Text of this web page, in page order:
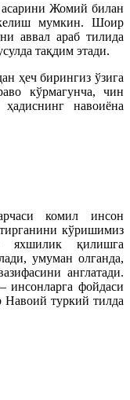
Жомий билан
келиш мумкин. Шоир
аввал араб тилида
тақдим этади.
ҳеч бирингиз ўзига
кўрмагунча, чин
навоиёна
комил инсон
кўришимиз
яхшилик қилишга
умуман олганда,
англатади.
инсонларга фойдаси
Навоий туркий тилда